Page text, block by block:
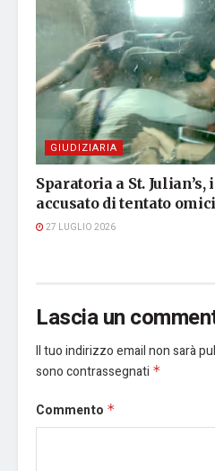
GIUDIZIARIA
Sparatoria a St.
accusato di tentato
27 LUGLIO 2026
Lascia un
Il tuo indirizzo email non sarà
sono contrassegnati *
Commento *